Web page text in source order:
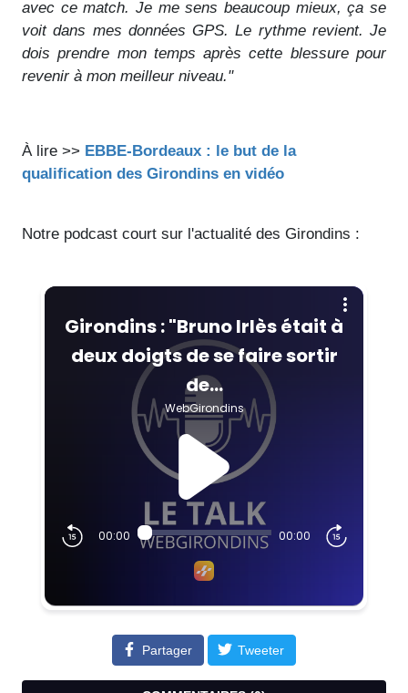
avec ce match. Je me sens beaucoup mieux, ça se
voit dans mes données GPS. Le rythme revient. Je
dois prendre mon temps après cette blessure pour
revenir à mon meilleur niveau."
À lire >> EBBE-Bordeaux : le but de la
qualification des Girondins en vidéo
Notre podcast court sur l'actualité des Girondins :
Partager Tweeter